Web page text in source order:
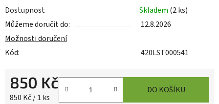
Dostupnost Skladem (2 ks)
Můžeme doručit do:
12.8.2026
Možnosti doručení
Kód:
420LST000541
850 Kč
Měrná cena:
850 Kč / 1 ks
DO KOŠÍKU